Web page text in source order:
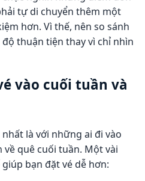
tự di chuyển thêm một
hơn. Vì thế, nên so sánh
thuận tiện thay vì chỉ nhìn
vào cuối tuần và
là với những ai đi vào
quê cuối tuần. Một vài
bạn đặt vé dễ hơn: